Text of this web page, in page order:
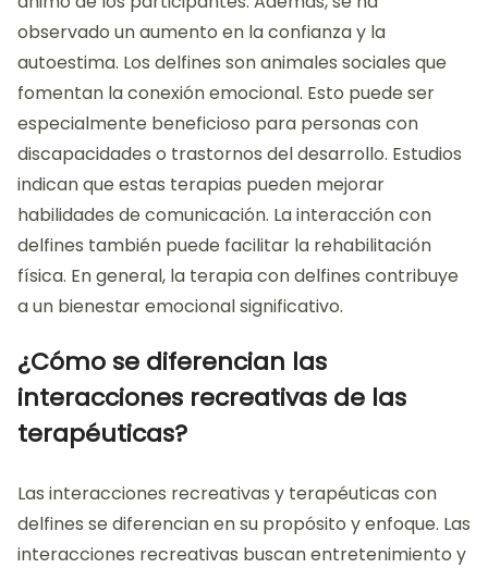
observado un aumento en la confianza y la
autoestima. Los delfines son animales sociales que
fomentan la conexión emocional. Esto puede ser
especialmente beneficioso para personas con
discapacidades o trastornos del desarrollo. Estudios
indican que estas terapias pueden mejorar
habilidades de comunicación. La interacción con
delfines también puede facilitar la rehabilitación
física. En general, la terapia con delfines contribuye
a un bienestar emocional significativo.
¿Cómo se diferencian las
interacciones recreativas de las
terapéuticas?
Las interacciones recreativas y terapéuticas con
delfines se diferencian en su propósito y enfoque. Las
interacciones recreativas buscan entretenimiento y